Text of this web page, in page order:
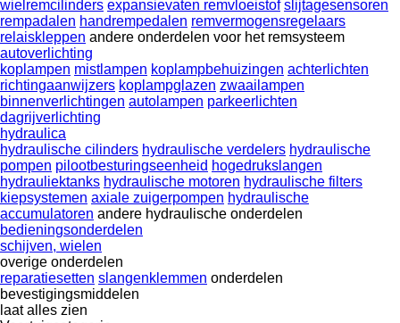
wielremcilinders expansievaten remvloeistof slijtagesensoren
rempadalen handrempedalen remvermogensregelaars
relaiskleppen andere onderdelen voor het remsysteem
autoverlichting
koplampen mistlampen koplampbehuizingen achterlichten
richtingaanwijzers koplampglazen zwaailampen
binnenverlichtingen autolampen parkeerlichten
dagrijverlichting
hydraulica
hydraulische cilinders hydraulische verdelers hydraulische
pompen pilootbesturingseenheid hogedrukslangen
hydrauliektanks hydraulische motoren hydraulische filters
kiepsystemen axiale zuigerpompen hydraulische
accumulatoren andere hydraulische onderdelen
bedieningsonderdelen
schijven, wielen
overige onderdelen
reparatiesetten slangenklemmen onderdelen
bevestigingsmiddelen
laat alles zien